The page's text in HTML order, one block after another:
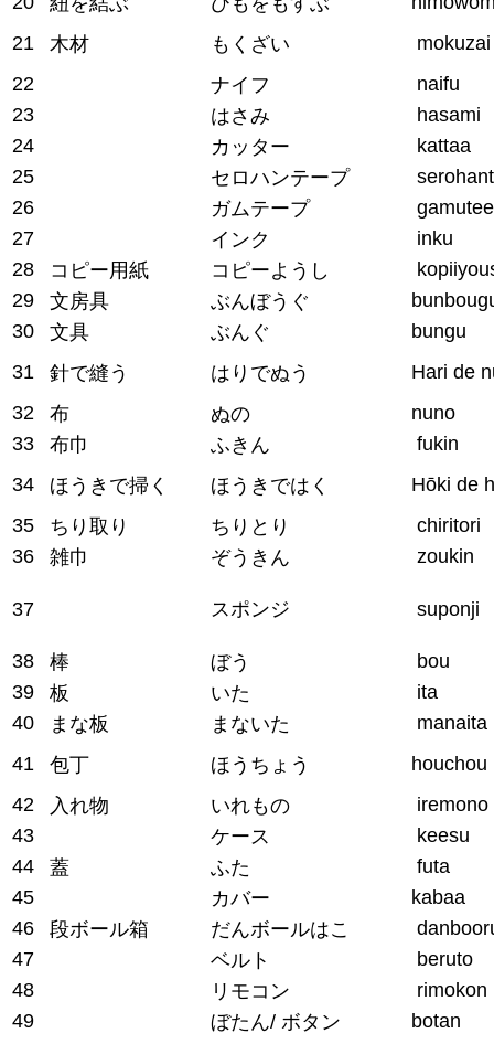
21
木材 もくざい
mokuzai
22
ナイフ
naifu
23
はさみ
hasami
24
カッター
kattaa
25
セロハンテープ
26
ガムテープ
27
インク
inku
28
コピー用紙 コピーようし
29
文房具 ぶんぼうぐ
30
文具 ぶんぐ
bungu
31
針で縫う はりでぬう
Hari de
32
布 ぬの
nuno
33
布巾 ふきん
fukin
34
ほうきで掃く ほうきではく
Hōki de
35
ちり取り ちりとり
chiritori
36
雑巾 ぞうきん zoukin
37 スポンジ suponji
38 棒 ぼう
bou
39
板 いた
ita
40
まな板 まないた
manaita
41
包丁 ほうちょう
houchou
42
入れ物 いれもの
iremono
43
ケース
keesu
44
蓋 ふた
futa
45
カバー
kabaa
46
段ボール箱 だんボールはこ
47
ベルト
beruto
48
リモコン
rimokon
49
ぼたん/ ボタン
botan